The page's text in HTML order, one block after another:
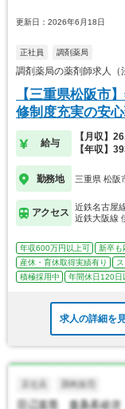
更新日：2026年6月18日
正社員 調剤薬局
調剤薬局の薬剤師求人
【三重県松阪市
修制度充実の安
給与
【月収】
【年収】
勤務地 三重県 松阪
アクセス
近鉄名古屋
近鉄大阪線
年収600万円以上可 新卒も
産休・育休取得実績有り
積極採用中
年間休日120日
求人の詳細を